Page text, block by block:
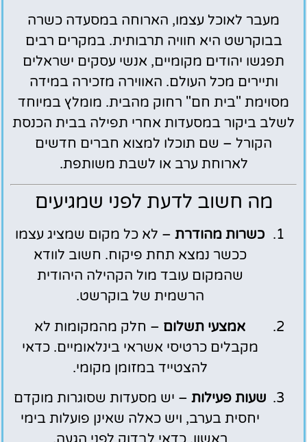
מעבר לאוכל עצמו, הארוחה במסעדה כשרה
בבוקרשט היא חוויה תרבותית. במקרים רבים
תפגשו יהודים מקומיים, אנשי עסקים ישראלים
ותיירים מכל העולם. האווירה מזכירה במידה
מסוימת "בית חם" רחוק מהבית. מומלץ במיוחד
לשלב ביקור במסעדות אחרי תפילה בבית הכנסת
הקורל – שם תוכלו למצוא חברים חדשים
לארוחת ערב או לשבת משותפת.
מה חשוב לדעת לפני שמגיעים
כשרות מהודרת – לא כל מקום שמציג עצמו
ככשר נמצא תחת פיקוח. חשוב לוודא
שהמקום עובד מול הקהילה היהודית
הרשמית של בוקרשט.
אמצעי תשלום – חלק מהמקומות לא
מקבלים כרטיסי אשראי בינלאומיים. כדאי
להצטייד במזומן מקומי.
שעות פעילות – יש מסעדות שסוגרות מוקדם
יחסית בערב, ויש כאלה שאינן פועלות בימי